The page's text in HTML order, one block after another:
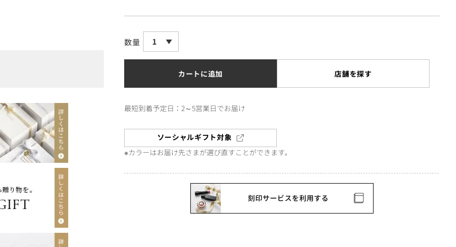
数量 1
カートに追加 店舗を探す
最短到着予定日：2～5営業日でお届け
ソーシャルギフト対象
※カラーはお届け先さまが選び直すことができます。